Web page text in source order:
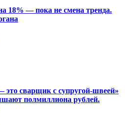
18% — пока не смена тренда.
это сварщик с супругой-швеей»
полмиллиона рублей.